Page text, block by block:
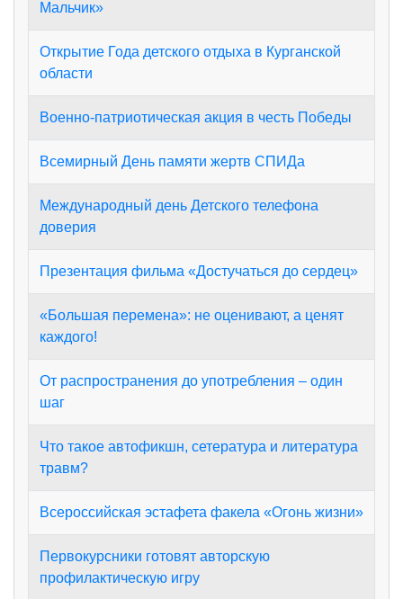
Мальчик»
Открытие Года детского отдыха в Курганской
области
Военно-патриотическая акция в честь Победы
Всемирный День памяти жертв СПИДа
Международный день Детского телефона
доверия
Презентация фильма «Достучаться до сердец»
«Большая перемена»: не оценивают, а ценят
каждого!
От распространения до употребления – один
шаг
Что такое автофикшн, сетература и литература
травм?
Всероссийская эстафета факела «Огонь жизни»
Первокурсники готовят авторскую
профилактическую игру